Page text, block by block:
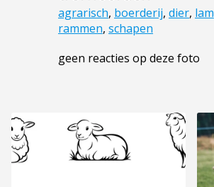
agrarisch, boerderij, dier, lam
rammen, schapen
geen reacties op deze foto